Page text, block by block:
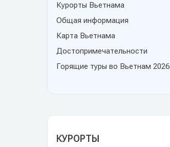
Курорты Вьетнама
Общая информация
Карта Вьетнама
Достопримечательности
Горящие туры во Вьетнам 2026
КУРОРТЫ